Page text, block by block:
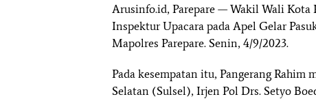
Arusinfo.id, Parepare — Wakil Wali Kota
Inspektur Upacara pada Apel Gelar
Mapolres Parepare. Senin, 4/9/2023.
Pada kesempatan itu, Pangerang Rahim
Selatan (Sulsel), Irjen Pol Drs. Setyo